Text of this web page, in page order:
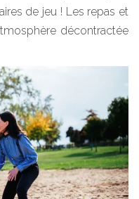
de jeu ! Les repas et
décontractée